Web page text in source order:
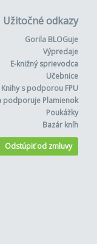
Užitočné odkazy
Gorila BLOGuje
Výpredaje
E-knižný sprievodca
Učebnice
Knihy s podporou FPU
podporuje Plamienok
Poukážky
Bazár kníh
Odstúpiť od zmluvy